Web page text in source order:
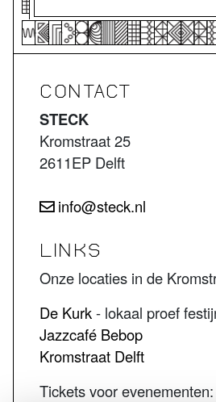
CONTACT
STECK
Kromstraat 25
2611EP Delft
info@steck.nl
LINKS
Onze locaties in de
De Kurk- lokaal proef
Jazzcafé Bebop
Kromstraat Delft
Tickets voor evenementen: